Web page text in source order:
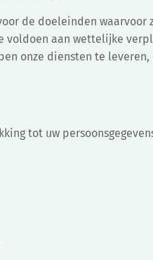
de doeleinden waarvoor
aan wettelijke
onze diensten te
tot uw